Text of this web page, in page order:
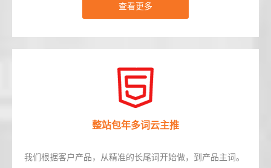
查看更多
整站包年多词云主推
我们根据客户产品，从精准的长尾词开始做，到产品主词。